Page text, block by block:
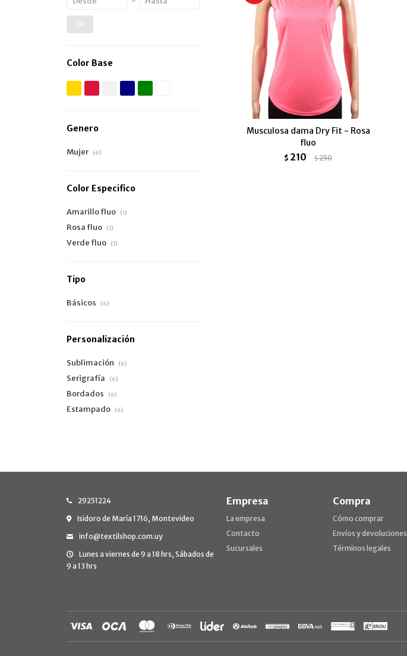
Musculosa dama Dry Fit - Rosa
fluo
$ 210 $250
OK
Color Base
Genero
Mujer (6)
Color Especifico
Amarillo fluo (1)
Rosa fluo (1)
Verde fluo (1)
Tipo
Básicos (6)
Personalización
Sublimación (6)
Serigrafía (6)
Bordados (6)
Estampado (6)
29251224
Isidoro de María 1716, Montevideo
info@textilshop.com.uy
Lunes a viernes de 9 a 18 hrs, Sábados de
9 a 13 hrs
Empresa
La empresa
Contacto
Sucursales
Compra
Cómo comprar
Envíos y devoluciones
Términos legales